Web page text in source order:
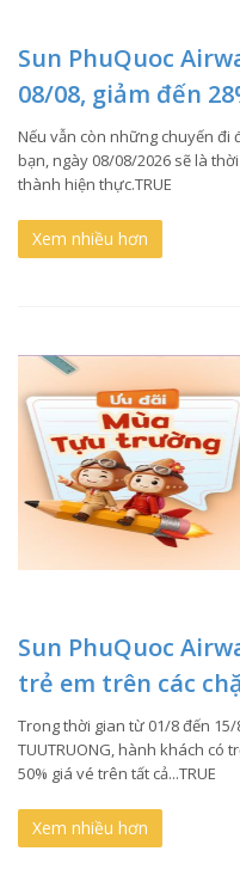
Sun PhuQuoc
08/08, giảm đến
Nếu vẫn còn những chuyến đi
bạn, ngày 08/08/2026 sẽ là
thành hiện thực.TRUE
Xem nhiều hơn
Sun PhuQuoc
trẻ em trên các
Trong thời gian từ 01/8 đến
TUUTRUONG, hành khách có
50% giá vé trên tất cả...TRUE
Xem nhiều hơn